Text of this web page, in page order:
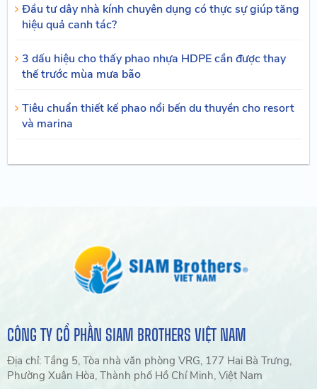
Đầu tư dây nhà kính chuyên dụng có thực sự giúp tăng
hiệu quả canh tác?
3 dấu hiệu cho thấy phao nhựa HDPE cần được thay
thế trước mùa mưa bão
Tiêu chuẩn thiết kế phao nổi bến du thuyền cho resort
và marina
CÔNG TY CỔ PHẦN SIAM BROTHERS VIỆT NAM
Địa chỉ: Tầng 5, Tòa nhà văn phòng VRG, 177 Hai Bà Trưng,
Phường Xuân Hòa, Thành phố Hồ Chí Minh, Việt Nam